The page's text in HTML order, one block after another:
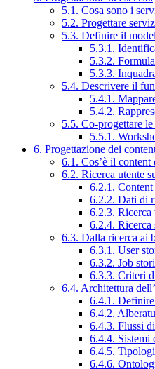
5.1. Cosa sono i
5.2. Progettare
5.3. Definire il
5.3.1.
5.3.2.
5.3.3.
5.4. Descrivere il
5.4.1.
5.4.2.
5.5. Co-progettare
5.5.1.
6. Progettazione dei
6.1. Cos’è il content
6.2. Ricerca utente
6.2.1.
6.2.2. Dati di
6.2.3. Ricerca
6.2.4. Ricerca
6.3. Dalla ricerca ai
6.3.1. User
6.3.2. Job
6.3.3. Criteri
6.4. Architettura
6.4.1.
6.4.2.
6.4.3. Flussi
6.4.4. Sistemi
6.4.5.
6.4.6.